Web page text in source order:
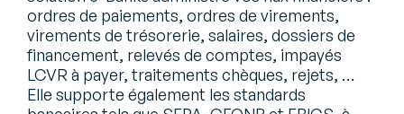
ordres de paiements, ordres de virements,
virements de trésorerie, salaires, dossiers de
financement, relevés de comptes, impayés
LCVR à payer, traitements chèques, rejets, …
Elle supporte également les standards